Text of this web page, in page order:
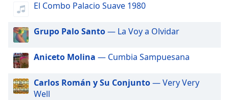
subtitles
selected
Track
in-
Picture
El Combo Palacio Suave 1980
Grupo Palo Santo— La Voy a Olvidar
Aniceto Molina — Cumbia Sampuesana
Carlos Román y Su Conjunto— Very Very
Well